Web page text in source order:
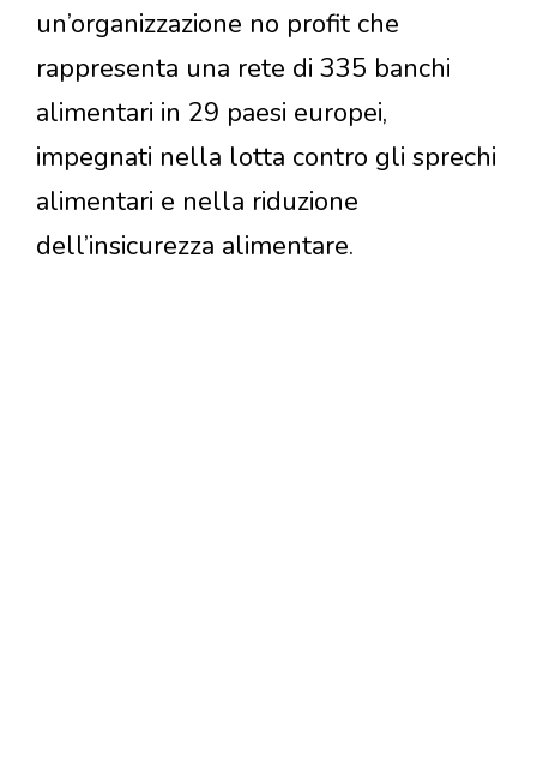
un’organizzazione no profit che
rappresenta una rete di 335 banchi
alimentari in 29 paesi europei,
impegnati nella lotta contro gli sprechi
alimentari e nella riduzione
dell’insicurezza alimentare.